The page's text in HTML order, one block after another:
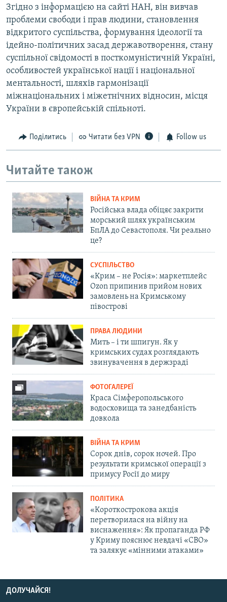
Згідно з інформацією на сайті НАН, він вивчав
проблеми свободи і прав людини, становлення
відкритого суспільства, формування ідеології та
ідейно-політичних засад державотворення, стану
суспільної свідомості в посткомуністичній Україні,
особливостей української нації і національної
ментальності, шляхів гармонізації
міжнаціональних і міжетнічних відносин, місця
України в європейській спільноті.
Поділитись Читати без VPN Follow us
Читайте також
ВІЙНА ТА КРИМ
Російська влада обіцяє закрити
морський шлях українським
БпЛА до Севастополя. Чи реально
це?
СУСПІЛЬСТВО
«Крим – не Росія»: маркетплейс
Ozon припинив прийом нових
замовлень на Кримському
півострові
ПРАВА ЛЮДИНИ
Мить – і ти шпигун. Як у
кримських судах розглядають
звинувачення в держзраді
ФОТОГАЛЕРЕЇ
Краса Сімферопольського
водосховища та занедбаність
довкола
ВІЙНА ТА КРИМ
Сорок днів, сорок ночей. Про
результати кримської операції з
примусу Росії до миру
ПОЛІТИКА
«Короткострокова акція
перетворилася на війну на
виснаження»: Як пропаганда РФ
у Криму пояснює невдачі «СВО»
та залякує «мінними атаками»
ДОЛУЧАЙСЯ!